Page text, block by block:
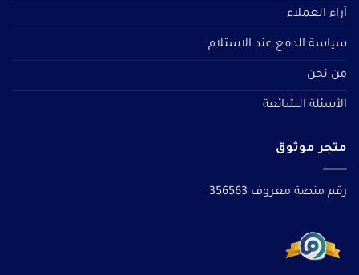
آراء العملاء
سياسة الدفع عند الاستلام
من نحن
الأسئلة الشائعة
متجر موثوق
رقم منصة معروف 356563